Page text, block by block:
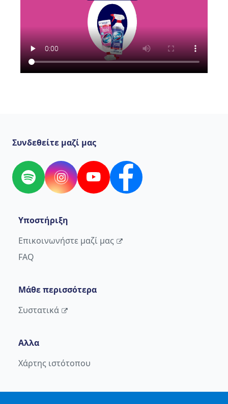
Συνδεθείτε μαζί μας
Spotify InstagramYouTube Facebook
Υποστήριξη
Επικοινωνήστε μαζί μας
FAQ
Μάθε περισσότερα
Συστατικά
Αλλα
Χάρτης ιστότοπου